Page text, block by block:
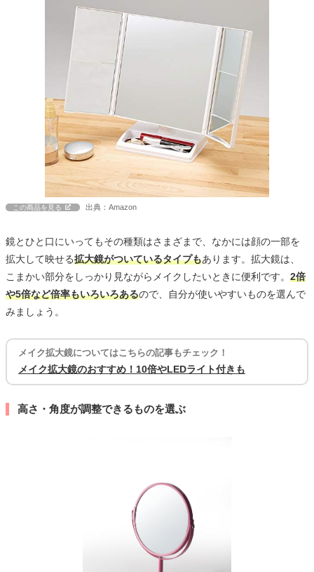
この商品を見る 出典：Amazon
鏡とひと口にいってもその種類はさまざまで、なかには顔の一部を
拡大して映せる拡大鏡がついているタイプもあります。拡大鏡は、
こまかい部分をしっかり見ながらメイクしたいときに便利です。 2倍
や5倍など倍率もいろいろあるので、自分が使いやすいものを選んで
みましょう。
メイク拡大鏡についてはこちらの記事もチェック！
メイク拡大鏡のおすすめ！10倍やLEDライト付きも
高さ・角度が調整できるものを選ぶ